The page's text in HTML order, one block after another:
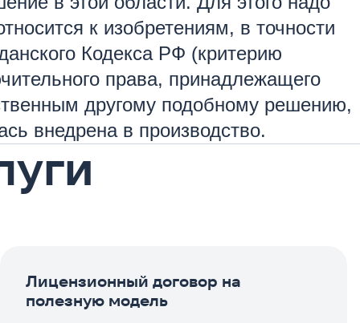
к изобретениям, в точности
Кодекса РФ (критерию
права, принадлежащего
другому подобному решению,
внедрена в производство.
Лицензионный договор на
полезную модель